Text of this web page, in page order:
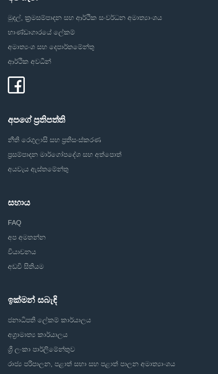
මුදල්, ක්‍රමසම්පාදන සහ ආර්ථික සංවර්ධන අමාත්‍යාංශය
භාණ්ඩාගාරයේ ලේකම්
අමාත්‍යංශ සහ දෙපාර්තමේන්තු
ආර්ථික අවධීන්
අපගේ ප්‍රතිපත්ති
නීති රෙගුලාසි සහ ප්‍රතිසංස්කරණ
ප්‍රසම්පාදන මාර්ගෝපදේශ සහ අත්පොත්
අයවැය ඇස්තමේන්තු
සහාය
FAQ
අප අමතන්න
වියාචනය
අඩවි සිතියම
ඉක්මන් සබැඳි
ජනාධිපති ලේකම් කාර්යාලය
අග්‍රාමාත්‍ය කාර්යාලය
ශ්‍රී ලංකා පාර්ලිමේන්තුව
රාජ්‍ය පරිපාලන, පළාත් සභා සහ පළාත් පාලන අමාත්‍යාංශය